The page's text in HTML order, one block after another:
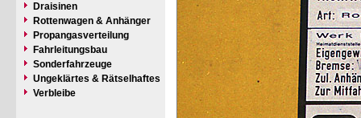
Draisinen
Rottenwagen & Anhänger
Propangasverteilung
Fahrleitungsbau
Sonderfahrzeuge
Ungeklärtes & Rätselhaftes
Verbleibe